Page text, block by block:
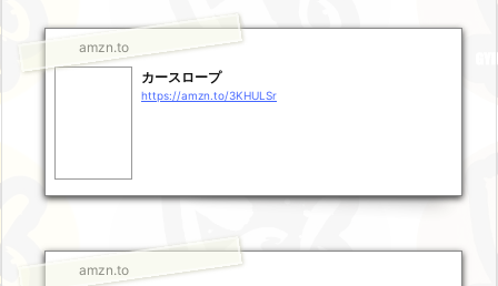
amzn.to
カースロープ
https://amzn.to/3KHULSr
amzn.to